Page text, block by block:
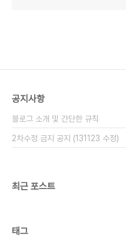
공지사항
블로그 소개 및 간단한 규칙
2차수정 금지 공지 (131123 수정)
최근 포스트
태그